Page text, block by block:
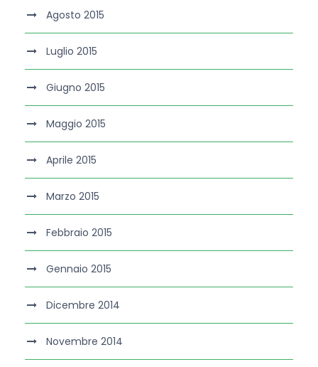
Agosto 2015
Luglio 2015
Giugno 2015
Maggio 2015
Aprile 2015
Marzo 2015
Febbraio 2015
Gennaio 2015
Dicembre 2014
Novembre 2014